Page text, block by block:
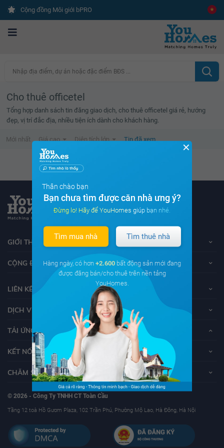
Cộng đồng Môi giới bPRO
Nhập địa điểm, dự án hoặc đặc điểm BĐS ...
Cho thuê officetel
Tổng hợp danh sách tin đăng giao dịch, cho thuê officetel giá rẻ, hướng
đẹp, vị trí đắc địa, nhiều tiện ích dành cho khách hàng.
Mới nhất Giá cao Diện tích lớn Tin đã xem
Danh sách tin đã xem trống
GIỚI THIỆU VỀ YOUHOMES
CỘNG ĐỒNG YOUHOMERS
LIÊN KẾT
DỊCH VỤ KHÁCH HÀNG
TẢI ỨNG DỤNG YOUHOMES
KẾT NỐI VỚI YOUHOMES
CHĂM SÓC KHÁCH HÀNG
© 2026 - Công Ty TNHH CT Toàn Cầu
Tầng 12 toà Hồ Gươm Plaza, 102 Trần Phú, Phường Mộ Lao, Hà Đông, Hà Nội
✕
Thân chào bạn
Bạn chưa tìm được căn nhà ưng ý?
Đừng lo! Hãy để YouHomes giúp bạn nhé.
Tìm mua nhà Tìm thuê nhà
Hàng ngày, có hơn +2.600 bất động sản mới đang
được đăng bán/cho thuê trên nền tảng
YouHomes.